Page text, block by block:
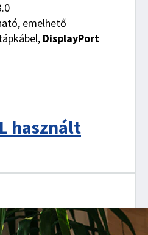
emelhető
DisplayPort
használt